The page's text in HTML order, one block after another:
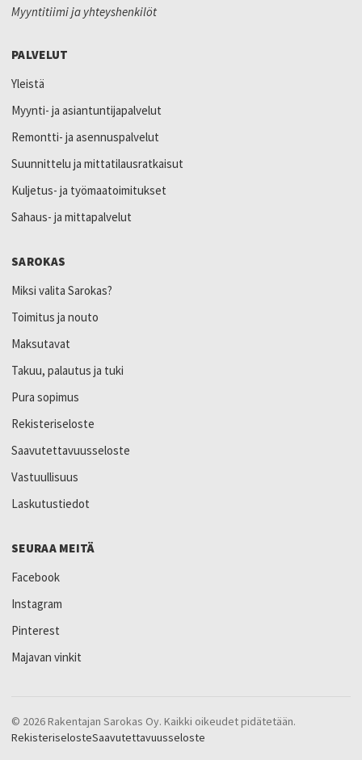
Myyntitiimi ja yhteyshenkilöt
PALVELUT
Yleistä
Myynti- ja asiantuntijapalvelut
Remontti- ja asennuspalvelut
Suunnittelu ja mittatilausratkaisut
Kuljetus- ja työmaatoimitukset
Sahaus- ja mittapalvelut
SAROKAS
Miksi valita Sarokas?
Toimitus ja nouto
Maksutavat
Takuu, palautus ja tuki
Pura sopimus
Rekisteriseloste
Saavutettavuusseloste
Vastuullisuus
Laskutustiedot
SEURAA MEITÄ
Facebook
Instagram
Pinterest
Majavan vinkit
© 2026 Rakentajan Sarokas Oy. Kaikki oikeudet pidätetään.
RekisteriselosteSaavutettavuusseloste